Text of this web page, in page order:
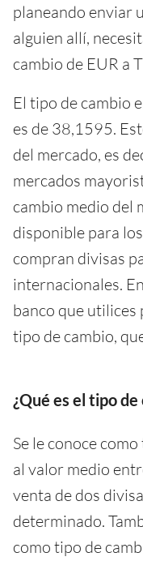
planeando enviar
alguien allí,
cambio de EUR a
El tipo de cambio
es de 38,1595.
del mercado, es
mercados
cambio medio del
disponible para
compran divisas
internacionales.
banco que utilices
tipo de cambio,
¿Qué es el tipo
Se le conoce
al valor medio
venta de dos
determinado.
como tipo de